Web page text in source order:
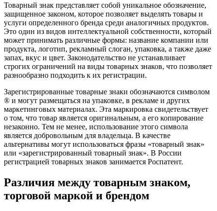
Товарный знак представляет собой уникальное обозначение,
защищенное законом, которое позволяет выделять товары и
услуги определенного бренда среди аналогичных продуктов.
Это один из видов интеллектуальной собственности, который
может принимать различные формы: название компании или
продукта, логотип, рекламный слоган, упаковка, а также даже
запах, вкус и цвет. Законодательство не устанавливает
строгих ограничений на виды товарных знаков, что позволяет
разнообразно подходить к их регистрации.
Зарегистрированные товарные знаки обозначаются символом
® и могут размещаться на упаковке, в рекламе и других
маркетинговых материалах. Эта маркировка свидетельствует
о том, что товар является оригинальным, а его копирование
незаконно. Тем не менее, использование этого символа
является добровольным для владельца. В качестве
альтернативы могут использоваться фразы «товарный знак»
или «зарегистрированный товарный знак». В России
регистрацией товарных знаков занимается Роспатент.
Различия между товарным знаком,
торговой маркой и брендом